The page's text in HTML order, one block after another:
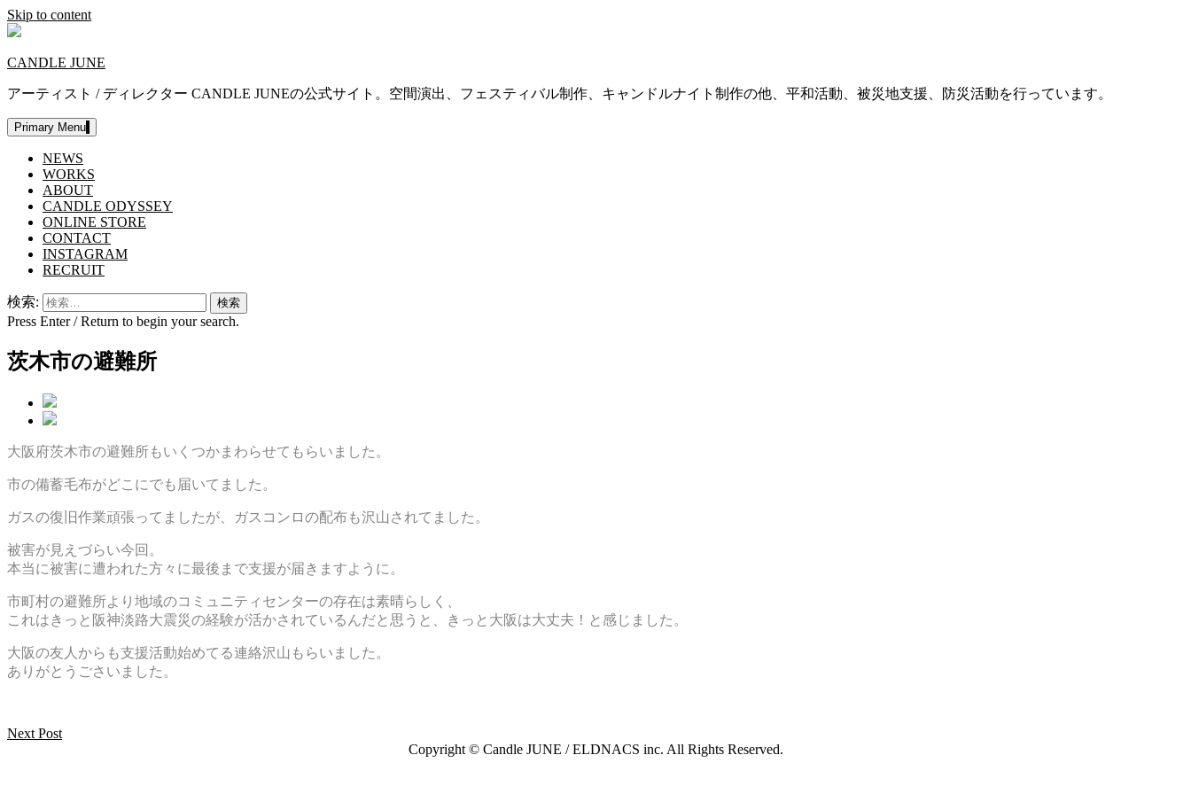
Skip to content
CANDLE JUNE
アーティスト / ディレクター CANDLE JUNEの公式サイト。空間演出、フェスティバル制作、キャンドルナイト制作の他、平和活動、被災地支援、防災活動を行っています。
Primary Menu
NEWS
WORKS
ABOUT
CANDLE ODYSSEY
ONLINE STORE
CONTACT
INSTAGRAM
RECRUIT
検索:
Press Enter / Return to begin your search.
茨木市の避難所
大阪府茨木市の避難所もいくつかまわらせてもらいました。
市の備蓄毛布がどこにでも届いてました。
ガスの復旧作業頑張ってましたが、ガスコンロの配布も沢山されてました。
被害が見えづらい今回。
本当に被害に遭われた方々に最後まで支援が届きますように。
市町村の避難所より地域のコミュニティセンターの存在は素晴らしく、
これはきっと阪神淡路大震災の経験が活かされているんだと思うと、きっと大阪は大丈夫！と感じました。
大阪の友人からも支援活動始めてる連絡沢山もらいました。
ありがとうごさいました。
Next Post
Copyright © Candle JUNE / ELDNACS inc. All Rights Reserved.